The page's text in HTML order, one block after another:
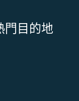
門目的地